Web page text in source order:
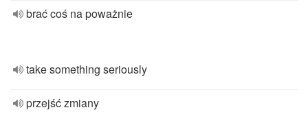
brać coś na poważnie
take something seriously
przejść zmiany